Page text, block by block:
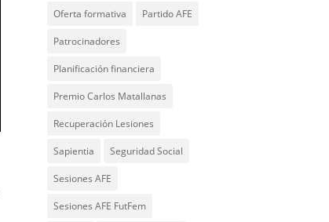
Oferta formativa Partido AFE
Patrocinadores
Planificación financiera
Premio Carlos Matallanas
Recuperación Lesiones
Sapientia Seguridad Social
Sesiones AFE
Sesiones AFE FutFem